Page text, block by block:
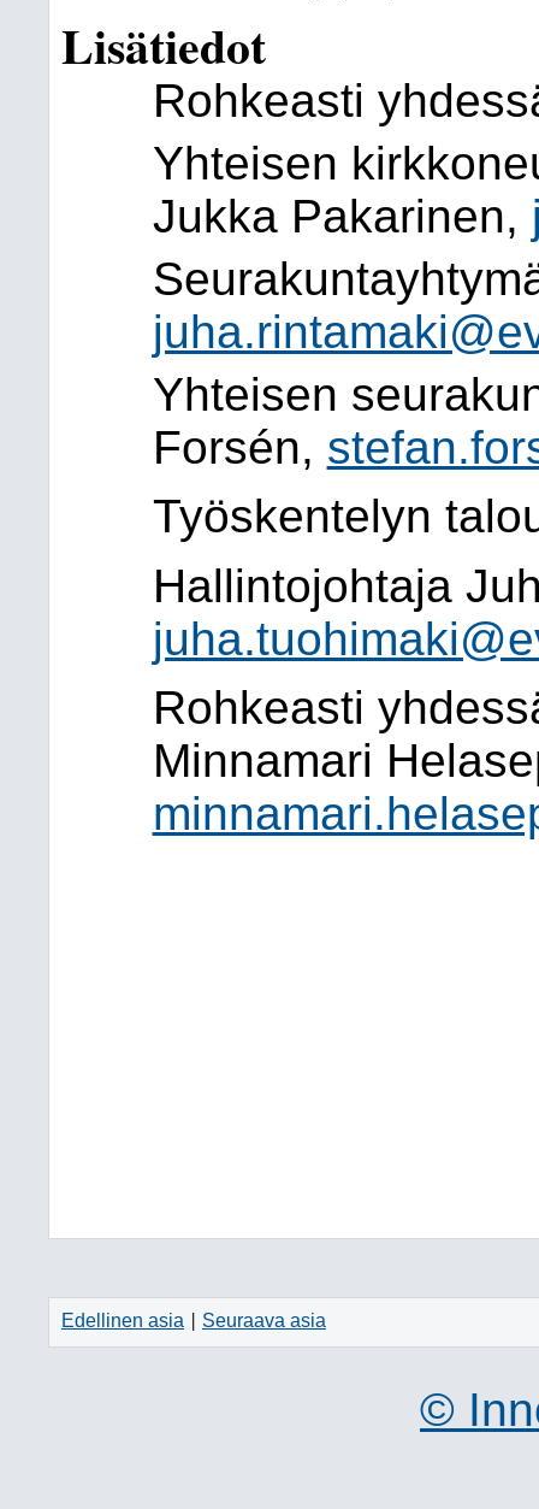
Lisätiedot
Rohkeasti
Yhteisen
Jukka Pakarinen,
Yhteisen
Forsén,
Työskentelyn
Hallintojohtaja
Rohkeasti
Minnamari
Edellinen asia Seuraava asia
©